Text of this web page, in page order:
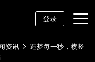
登录
资讯
造梦每一秒，横竖